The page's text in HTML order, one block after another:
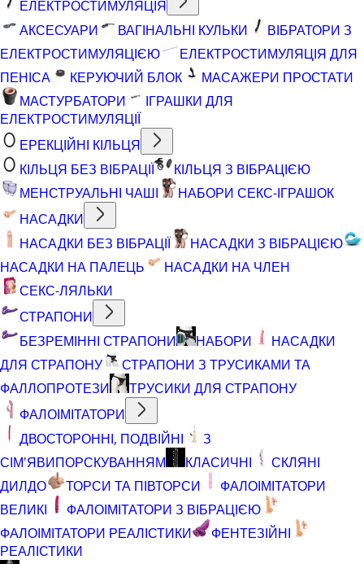
ЕЛЕКТРОСТИМУЛЯЦІЯ
АКСЕСУАРИ
ВАГІНАЛЬНІ КУЛЬКИ
ВІБРАТОРИ З
ЕЛЕКТРОСТИМУЛЯЦІЄЮ
ЕЛЕКТРОСТИМУЛЯЦІЯ ДЛЯ
ПЕНІСА
КЕРУЮЧИЙ БЛОК
МАСАЖЕРИ ПРОСТАТИ
МАСТУРБАТОРИ
ІГРАШКИ ДЛЯ
ЕЛЕКТРОСТИМУЛЯЦІЇ
ЕРЕКЦІЙНІ КІЛЬЦЯ
КІЛЬЦЯ БЕЗ ВІБРАЦІЇ
КІЛЬЦЯ З ВІБРАЦІЄЮ
МЕНСТРУАЛЬНІ ЧАШІ
НАБОРИ СЕКС-ІГРАШОК
НАСАДКИ
НАСАДКИ БЕЗ ВІБРАЦІЇ
НАСАДКИ З ВІБРАЦІЄЮ
НАСАДКИ НА ПАЛЕЦЬ
НАСАДКИ НА ЧЛЕН
СЕКС-ЛЯЛЬКИ
СТРАПОНИ
БЕЗРЕМІННІ СТРАПОНИ
НАБОРИ
НАСАДКИ
ДЛЯ СТРАПОНУ
СТРАПОНИ З ТРУСИКАМИ ТА
ФАЛЛОПРОТЕЗИ
ТРУСИКИ ДЛЯ СТРАПОНУ
ФАЛОІМІТАТОРИ
ДВОСТОРОННІ, ПОДВІЙНІ
З
СІМ'ЯВИПОРСКУВАННЯМ
КЛАСИЧНІ
СКЛЯНІ
ДИЛДО
ТОРСИ ТА ПІВТОРСИ
ФАЛОІМІТАТОРИ
ВЕЛИКІ
ФАЛОІМІТАТОРИ З ВІБРАЦІЄЮ
ФАЛОІМІТАТОРИ РЕАЛІСТИКИ
ФЕНТЕЗІЙНІ
РЕАЛІСТИКИ